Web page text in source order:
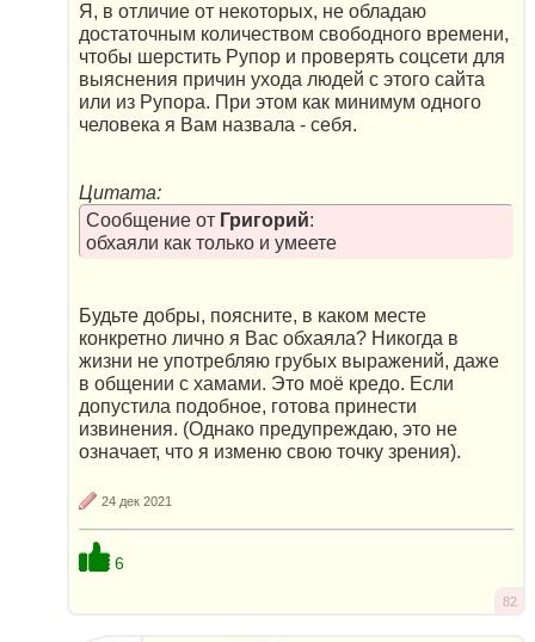
Я, в отличие от некоторых, не обладаю
достаточным количеством свободного времени,
чтобы шерстить Рупор и проверять соцсети для
выяснения причин ухода людей с этого сайта
или из Рупора. При этом как минимум одного
человека я Вам назвала - себя.
Цитата:
Сообщение от Григорий:
обхаяли как только и умеете
Будьте добры, поясните, в каком месте
конкретно лично я Вас обхаяла? Никогда в
жизни не употребляю грубых выражений, даже
в общении с хамами. Это моё кредо. Если
допустила подобное, готова принести
извинения. (Однако предупреждаю, это не
означает, что я изменю свою точку зрения).
24 дек 2021
6
82